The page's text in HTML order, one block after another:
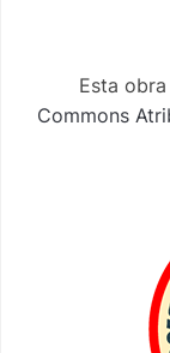
Esta
Commons